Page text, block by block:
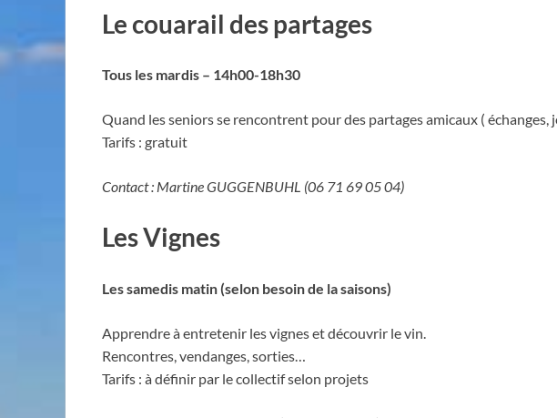
Le couarail des partages
Tous les mardis – 14h00-18h30
Quand les seniors se rencontrent pour des partages amicaux ( échanges,
Tarifs : gratuit
Contact : Martine GUGGENBUHL (06 71 69 05 04)
Les Vignes
Les samedis matin (selon besoin de la saisons)
Apprendre à entretenir les vignes et découvrir le vin.
Rencontres, vendanges, sorties…
Tarifs : à définir par le collectif selon projets